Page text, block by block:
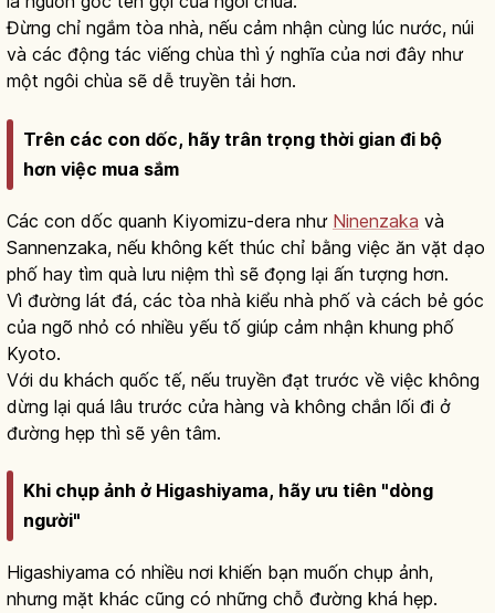
Đừng chỉ ngắm tòa nhà, nếu cảm nhận cùng lúc nước, núi
và các động tác viếng chùa thì ý nghĩa của nơi đây như
một ngôi chùa sẽ dễ truyền tải hơn.
Trên các con dốc, hãy trân trọng thời gian đi bộ
hơn việc mua sắm
Các con dốc quanh Kiyomizu-dera như Ninenzaka và
Sannenzaka, nếu không kết thúc chỉ bằng việc ăn vặt dạo
phố hay tìm quà lưu niệm thì sẽ đọng lại ấn tượng hơn.
Vì đường lát đá, các tòa nhà kiểu nhà phố và cách bẻ góc
của ngõ nhỏ có nhiều yếu tố giúp cảm nhận khung phố
Kyoto.
Với du khách quốc tế, nếu truyền đạt trước về việc không
dừng lại quá lâu trước cửa hàng và không chắn lối đi ở
đường hẹp thì sẽ yên tâm.
Khi chụp ảnh ở Higashiyama, hãy ưu tiên "dòng
người"
Higashiyama có nhiều nơi khiến bạn muốn chụp ảnh,
nhưng mặt khác cũng có những chỗ đường khá hẹp.